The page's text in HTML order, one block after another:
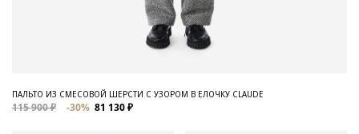
ПАЛЬТО ИЗ СМЕСОВОЙ ШЕРСТИ С УЗОРОМ В ЕЛОЧКУ CLAUDE
115 900 ₽ -30% 81 130 ₽